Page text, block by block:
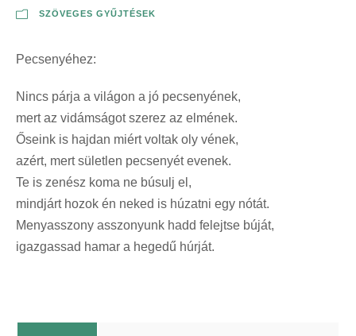
SZÖVEGES GYŰJTÉSEK
Pecsenyéhez:
Nincs párja a világon a jó pecsenyének,
mert az vidámságot szerez az elmének.
Őseink is hajdan miért voltak oly vének,
azért, mert sületlen pecsenyét evenek.
Te is zenész koma ne búsulj el,
mindjárt hozok én neked is húzatni egy nótát.
Menyasszony asszonyunk hadd felejtse búját,
igazgassad hamar a hegedű húrját.